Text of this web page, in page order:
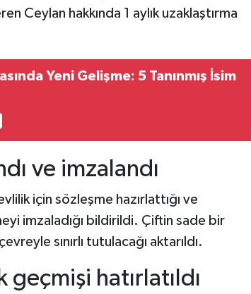
Ceylan hakkında 1 aylık uzaklaştırma
Yeni Gelişme: 5 Tanınmış İsim
ve imzalandı
için sözleşme hazırlattığı ve
imzaladığı bildirildi. Çiftin sade bir
sınırlı tutulacağı aktarıldı.
hatırlatıldı